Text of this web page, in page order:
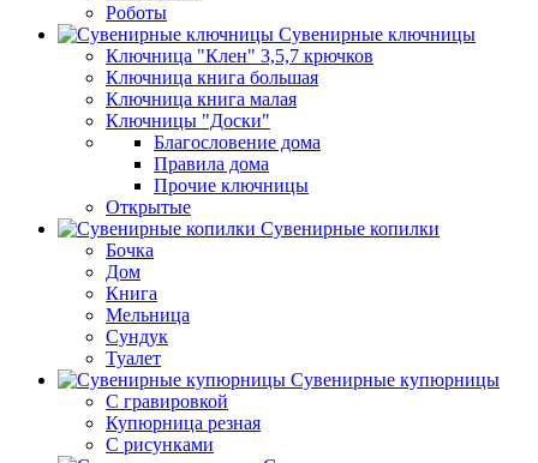
Роботы
Сувенирные ключницы
Ключница "Клен" 3,5,7 крючков
Ключница книга большая
Ключница книга малая
Ключницы "Доски"
Благословение дома
Правила дома
Прочие ключницы
Открытые
Сувенирные копилки
Бочка
Дом
Книга
Мельница
Сундук
Туалет
Сувенирные купюрницы
C гравировкой
Купюрница резная
С рисунками